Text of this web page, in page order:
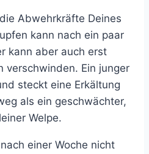
Abwehrkräfte Deines
kann nach ein paar
kann aber auch erst
verschwinden. Ein junger
steckt eine Erkältung
als ein geschwächter,
Welpe.
einer Woche nicht